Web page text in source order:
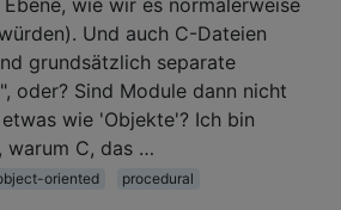
Und auch C-Dateien
grundsätzlich separate
oder? Sind Module dann nicht
wie 'Objekte'? Ich bin
warum C, das …
oriented procedural